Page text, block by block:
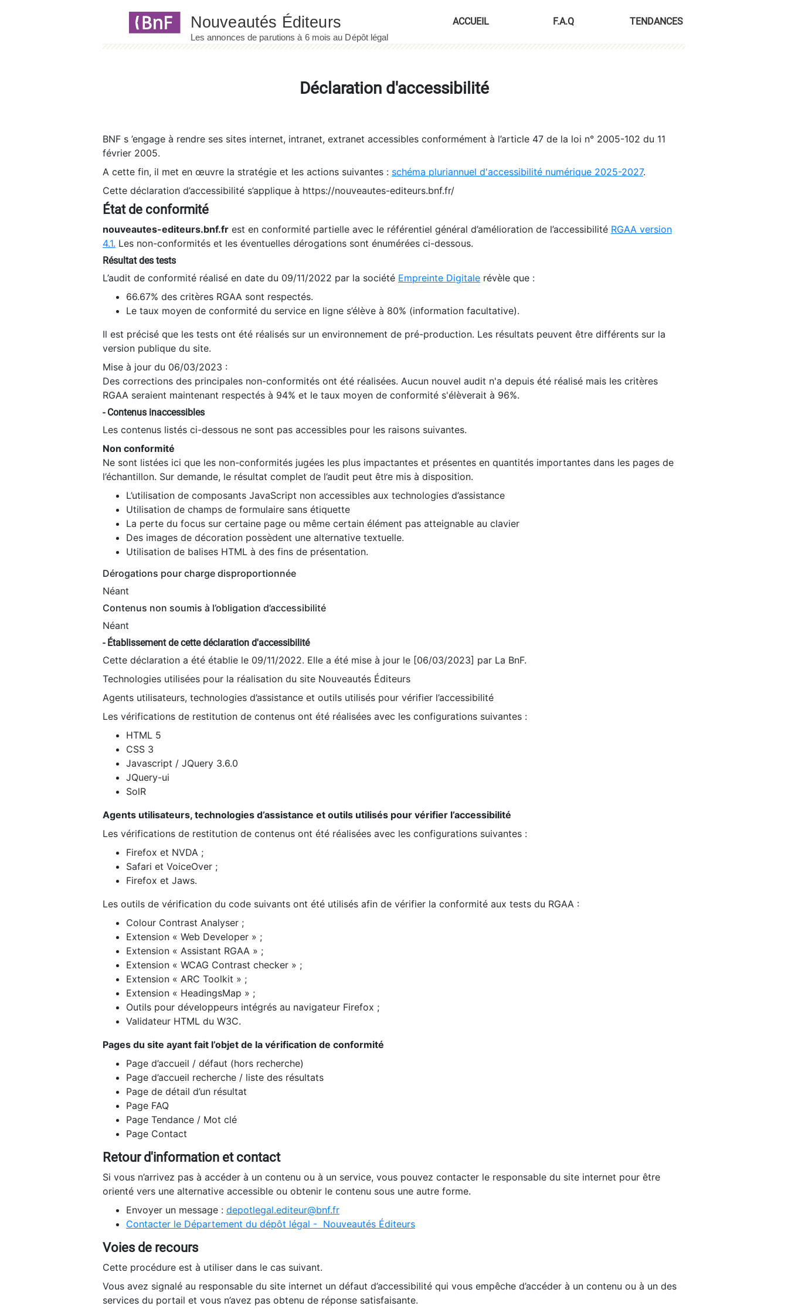
ACCUEIL F.A.Q TENDANCES
Déclaration d'accessibilité
BNF s ’engage à rendre ses sites internet, intranet, extranet accessibles conformément à l’article 47 de la loi n° 2005-102 du 11
février 2005.
A cette fin, il met en œuvre la stratégie et les actions suivantes : schéma pluriannuel d'accessibilité numérique 2025-2027.
Cette déclaration d’accessibilité s’applique à https://nouveautes-editeurs.bnf.fr/
État de conformité
nouveautes-editeurs.bnf.fr est en conformité partielle avec le référentiel général d’amélioration de l’accessibilité RGAA version
4.1. Les non-conformités et les éventuelles dérogations sont énumérées ci-dessous.
Résultat des tests
L’audit de conformité réalisé en date du 09/11/2022 par la société Empreinte Digitale révèle que :
66.67% des critères RGAA sont respectés.
Le taux moyen de conformité du service en ligne s’élève à 80% (information facultative).
Il est précisé que les tests ont été réalisés sur un environnement de pré-production. Les résultats peuvent être différents sur la
version publique du site.
Mise à jour du 06/03/2023 :
Des corrections des principales non-conformités ont été réalisées. Aucun nouvel audit n'a depuis été réalisé mais les critères
RGAA seraient maintenant respectés à 94% et le taux moyen de conformité s'élèverait à 96%.
- Contenus inaccessibles
Les contenus listés ci-dessous ne sont pas accessibles pour les raisons suivantes.
Non conformité
Ne sont listées ici que les non-conformités jugées les plus impactantes et présentes en quantités importantes dans les pages de
l’échantillon. Sur demande, le résultat complet de l’audit peut être mis à disposition.
L’utilisation de composants JavaScript non accessibles aux technologies d’assistance
Utilisation de champs de formulaire sans étiquette
La perte du focus sur certaine page ou même certain élément pas atteignable au clavier
Des images de décoration possèdent une alternative textuelle.
Utilisation de balises HTML à des fins de présentation.
Dérogations pour charge disproportionnée
Néant
Contenus non soumis à l’obligation d’accessibilité
Néant
- Établissement de cette déclaration d'accessibilité
Cette déclaration a été établie le 09/11/2022. Elle a été mise à jour le [06/03/2023] par La BnF.
Technologies utilisées pour la réalisation du site Nouveautés Éditeurs
Agents utilisateurs, technologies d’assistance et outils utilisés pour vérifier l’accessibilité
Les vérifications de restitution de contenus ont été réalisées avec les configurations suivantes :
HTML 5
CSS 3
Javascript / JQuery 3.6.0
JQuery-ui
SolR
Agents utilisateurs, technologies d’assistance et outils utilisés pour vérifier l’accessibilité
Les vérifications de restitution de contenus ont été réalisées avec les configurations suivantes :
Firefox et NVDA ;
Safari et VoiceOver ;
Firefox et Jaws.
Les outils de vérification du code suivants ont été utilisés afin de vérifier la conformité aux tests du RGAA :
Colour Contrast Analyser ;
Extension « Web Developer » ;
Extension « Assistant RGAA » ;
Extension « WCAG Contrast checker » ;
Extension « ARC Toolkit » ;
Extension « HeadingsMap » ;
Outils pour développeurs intégrés au navigateur Firefox ;
Validateur HTML du W3C.
Pages du site ayant fait l’objet de la vérification de conformité
Page d’accueil / défaut (hors recherche)
Page d’accueil recherche / liste des résultats
Page de détail d’un résultat
Page FAQ
Page Tendance / Mot clé
Page Contact
Retour d'information et contact
Si vous n’arrivez pas à accéder à un contenu ou à un service, vous pouvez contacter le responsable du site internet pour être
orienté vers une alternative accessible ou obtenir le contenu sous une autre forme.
Envoyer un message : depotlegal.editeur@bnf.fr
Contacter le Département du dépôt légal - Nouveautés Éditeurs
Voies de recours
Cette procédure est à utiliser dans le cas suivant.
Vous avez signalé au responsable du site internet un défaut d’accessibilité qui vous empêche d’accéder à un contenu ou à un des
services du portail et vous n’avez pas obtenu de réponse satisfaisante.